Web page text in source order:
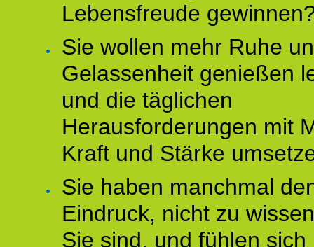
Lebensfreude
Sie wollen mehr Ruhe
Gelassenheit genießen
und die täglichen
Herausforderungen mit
Kraft und Stärke
Sie haben manchmal
Eindruck, nicht zu
Sie sind, und fühlen sich